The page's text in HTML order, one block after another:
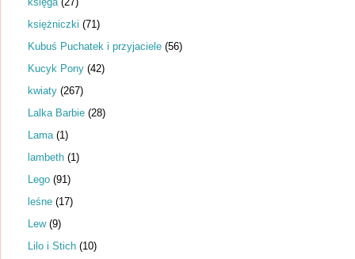
księżniczki (71)
Kubuś Puchatek i przyjaciele (56)
Kucyk Pony (42)
kwiaty (267)
Lalka Barbie (28)
Lama (1)
lambeth (1)
Lego (91)
leśne (17)
Lew (9)
Lilo i Stich (10)